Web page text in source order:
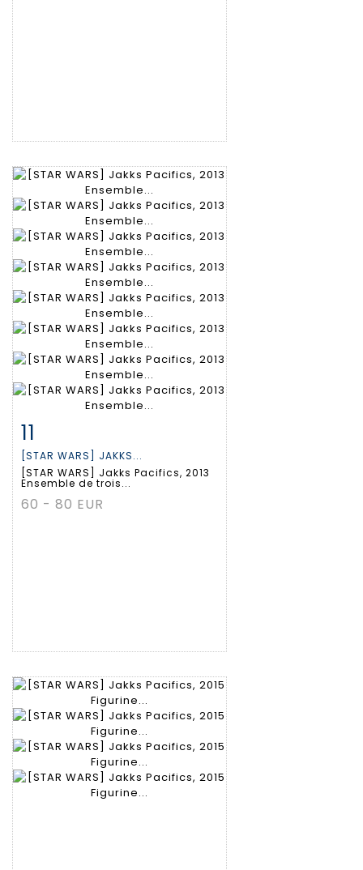
Fiche détaillée
11
[STAR WARS] JAKKS...
[STAR WARS] Jakks Pacifics, 2013
Ensemble de trois...
60 - 80 EUR